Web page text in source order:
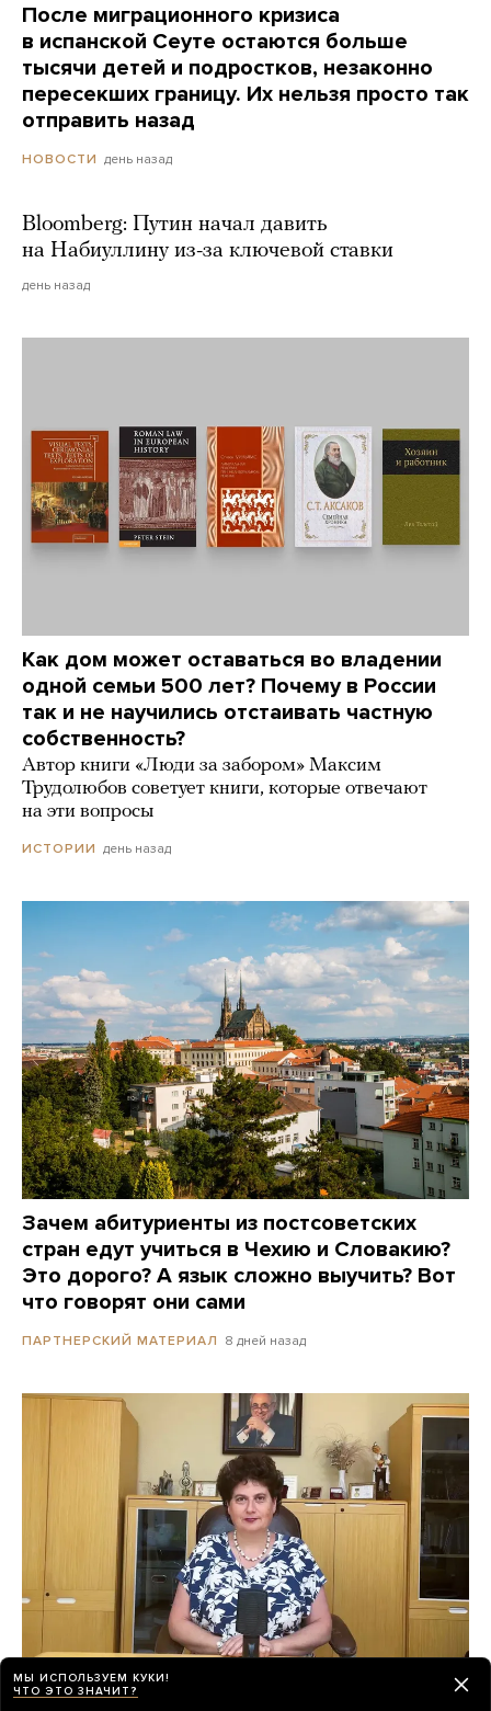
После миграционного кризиса
в испанской Сеуте остаются больше
тысячи детей и подростков, незаконно
пересекших границу. Их нельзя просто так
отправить назад
НОВОСТИ день назад
Bloomberg: Путин начал давить
на Набиуллину из-за ключевой ставки
день назад
Как дом может оставаться во владении
одной семьи 500 лет? Почему в России
так и не научились отстаивать частную
собственность?
Автор книги «Люди за забором» Максим
Трудолюбов советует книги, которые отвечают
на эти вопросы
ИСТОРИИ день назад
Зачем абитуриенты из постсоветских
стран едут учиться в Чехию и Словакию?
Это дорого? А язык сложно выучить? Вот
что говорят они сами
ПАРТНЕРСКИЙ МАТЕРИАЛ 8 дней назад
МЫ ИСПОЛЬЗУЕМ КУКИ!
ЧТО ЭТО ЗНАЧИТ?